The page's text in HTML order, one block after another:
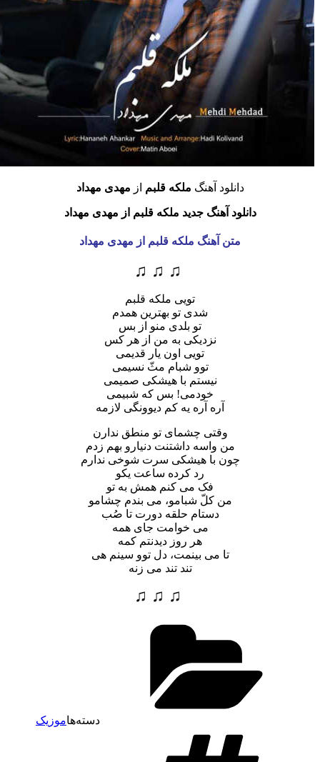
دانلود آهنگملکه قلبمازمهدی مهداد
دانلود آهنگ جدید ملکه قلبم از مهدی مهداد
متن آهنگ ملکه قلبماز مهدی مهداد
♫ ♫ ♫
تویی ملکه قلبم
شدی تو بهترین همدم
تو بلدی منو از بس
نزدیکی به من از هر کس
تویی اون یار قدیمی
توو شبام مثّ نسیمی
نیستم با هیشکی صمیمی
خودمی! بس که شبیمی
آره آره یه کم دیوونگی لازمه
وقتی چشمای تو منطق ندارن
من واسه داشتنت دنیارو بهم زدم
چون با هیشکی سرت شوخی ندارم
رد کرده ساعت یکو
فک می کنم همش به تو
من کلّ شبامو، می بندم چشامو
دستام حلقه دورت تا صُب
می خوامت جای همه
هر روز دیدنتم کمه
تا می بینمت، دل توو سینم هی
تند تند می زنه
♫ ♫ ♫
دسته‌هاموزیک